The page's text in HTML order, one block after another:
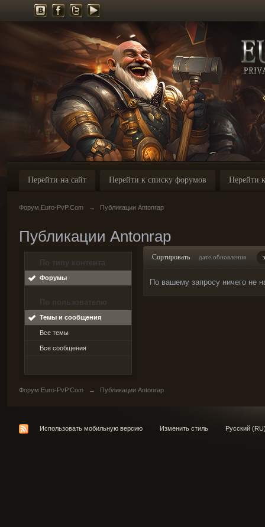
Перейти на сайт Перейти к списку форумов Перейти
Форум Euro-PvP.Com → Публикации Antonrap
Публикации Antonrap
По типу контента
Форумы
По пользователю
Темы и сообщения
Все темы
Все сообщения
Сортировать дате обновления
По вашему запросу ничего не
Форум Euro-PvP.Com → Публикации Antonrap
Использовать мобильную версию Изменить стиль Русский